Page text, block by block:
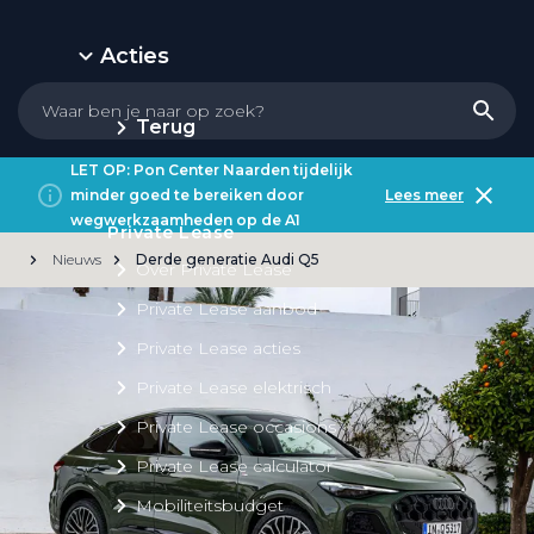
Acties
Terug
Private Lease
Over Private Lease
Private Lease aanbod
Private Lease acties
Private Lease elektrisch
Private Lease occasions
Private Lease calculator
Mobiliteitsbudget
LET OP: Pon Center Naarden tijdelijk
minder goed te bereiken door
wegwerkzaamheden op de A1
Lees meer
Nieuws Derde generatie Audi Q5